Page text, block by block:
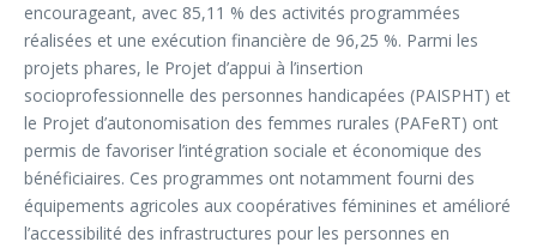
encourageant, avec 85,11 % des activités programmées
réalisées et une exécution financière de 96,25 %. Parmi les
projets phares, le Projet d’appui à l’insertion
socioprofessionnelle des personnes handicapées (PAISPHT) et
le Projet d’autonomisation des femmes rurales (PAFeRT) ont
permis de favoriser l’intégration sociale et économique des
bénéficiaires. Ces programmes ont notamment fourni des
équipements agricoles aux coopératives féminines et amélioré
l’accessibilité des infrastructures pour les personnes en